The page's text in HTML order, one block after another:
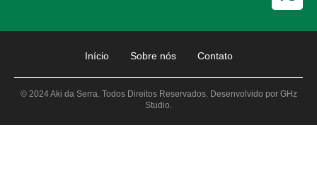
Início Sobre nós Contato
© 2024 Aki da Serra. Todos Direitos Reservados. Desenvolvido por GHz
Studio.